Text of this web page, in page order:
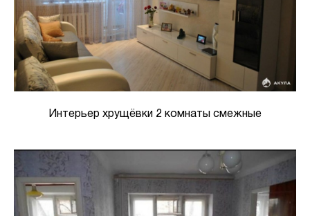
Интерьер хрущёвки 2 комнаты смежные